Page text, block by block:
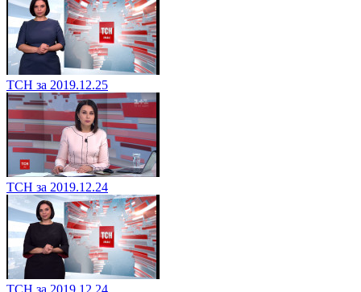
ТСН за 2019.12.25
ТСН за 2019.12.24
ТСН за 2019.12.24